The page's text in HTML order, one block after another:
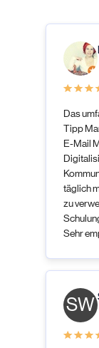
Das
Tipp
E-Mail
täglich
zu
Sehr
SW